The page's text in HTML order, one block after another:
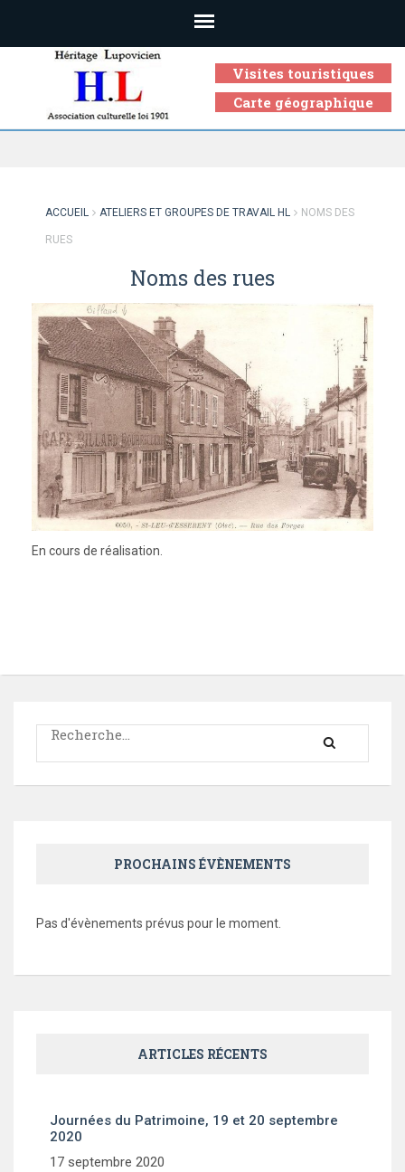
Visites touristiques
Carte géographique
ACCUEIL ATELIERS ET GROUPES DE TRAVAIL HL NOMS DES
RUES
Noms des rues
En cours de réalisation.
Rechercher :
PROCHAINS ÉVÈNEMENTS
Pas d'évènements prévus pour le moment.
ARTICLES RÉCENTS
Journées du Patrimoine, 19 et 20 septembre
2020
17 septembre 2020